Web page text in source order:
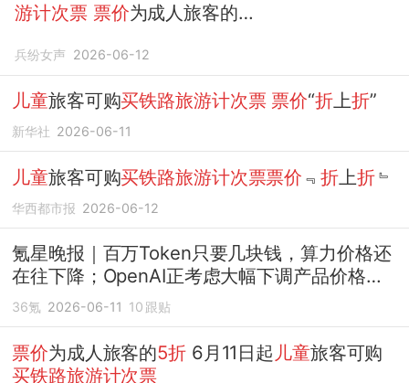
游计次票 票价为成人旅客的5
兵纷女声 2026-06-12
儿童旅客可购买铁路旅游计次票 票价“折上折”
新华社 2026-06-11
儿童旅客可购买铁路旅游计次票票价 ﹃折上折﹄
华西都市报 2026-06-12
氪星晚报｜百万Token只要几块钱，算力价格还
在往下降；OpenAI正考虑大幅下调产品价格；
今起 儿童 旅客可购买铁路旅游计次票
人旅客的5折
36氪 2026-06-11 10 跟贴
票价为成人旅客的5折6月11日起 儿童旅客可购
买铁路旅游计次票